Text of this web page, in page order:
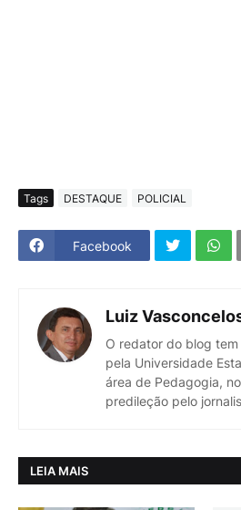
Tags DESTAQUE POLICIAL
Facebook
Luiz
O redator do blog
pela Universidade
área de Pedagogia,
predileção pelo
LEIA MAIS